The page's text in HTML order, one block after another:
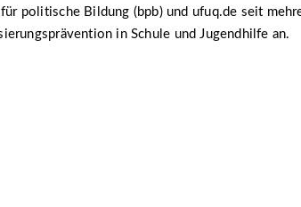
politische Bildung (bpb) und ufuq.de seit
in Schule und Jugendhilfe an.